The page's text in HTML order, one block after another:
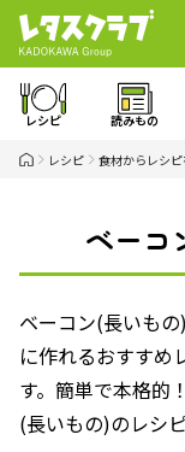
レシピ 読みもの
レシピ 食材からレシ
ベーコ
ベーコン(長いも
に作れるおすすめ
す。簡単で本格
(長いもの)のレシピ